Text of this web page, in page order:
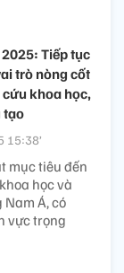
Tiếp tục
trò nòng cốt
khoa học,
tạo
15:38’
mục tiêu đến
học và
Á, có
vực trọng